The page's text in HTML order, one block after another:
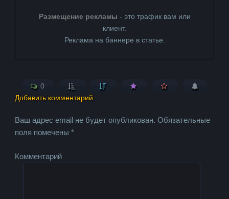
Размещение рекламы - это трафик вам или
клиент.
Реклама на баннере в статье.
0
Добавить комментарий
Ваш адрес email не будет опубликован. Обязательные
поля помечены*
Комментарий